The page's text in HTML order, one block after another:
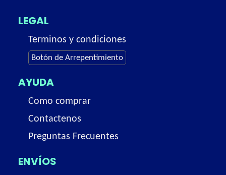
LEGAL
Terminos y condiciones
Botón de Arrepentimiento
AYUDA
Como comprar
Contactenos
Preguntas Frecuentes
ENVÍOS